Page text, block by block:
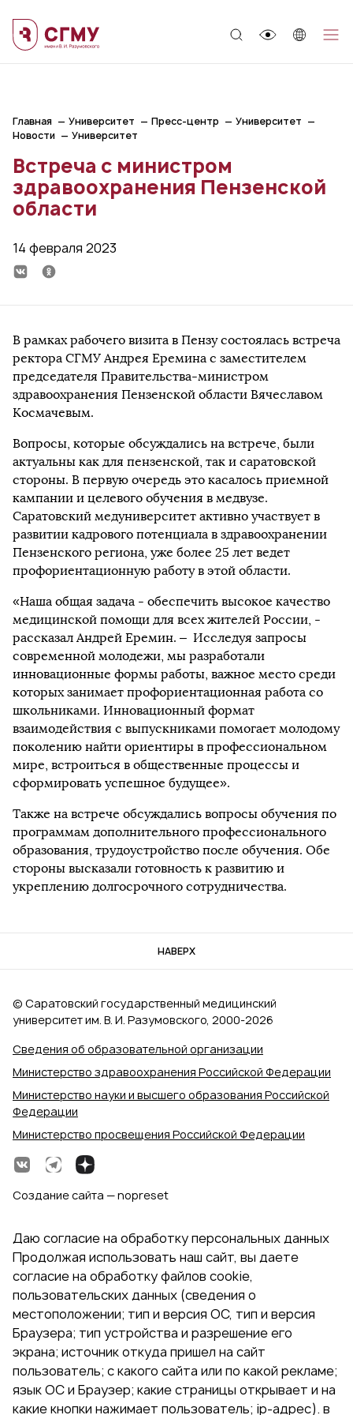
Главная Университет Пресс-центр
Университет
Новости
Университет
Встреча с министром
здравоохранения Пензенской
области
14 февраля 2023
В рамках рабочего визита в Пензу состоялась встреча
ректора СГМУ Андрея Еремина с заместителем
председателя Правительства-министром
здравоохранения Пензенской области Вячеславом
Космачевым.
Вопросы, которые обсуждались на встрече, были
актуальны как для пензенской, так и саратовской
стороны. В первую очередь это касалось приемной
кампании и целевого обучения в медвузе.
Саратовский медуниверситет активно участвует в
развитии кадрового потенциала в здравоохранении
Пензенского региона, уже более 25 лет ведет
профориентационную работу в этой области.
«Наша общая задача - обеспечить высокое качество
медицинской помощи для всех жителей России, -
рассказал Андрей Еремин. – Исследуя запросы
современной молодежи, мы разработали
инновационные формы работы, важное место среди
которых занимает профориентационная работа со
школьниками. Инновационный формат
взаимодействия с выпускниками помогает молодому
поколению найти ориентиры в профессиональном
мире, встроиться в общественные процессы и
сформировать успешное будущее».
Также на встрече обсуждались вопросы обучения по
программам дополнительного профессионального
образования, трудоустройство после обучения. Обе
стороны высказали готовность к развитию и
укреплению долгосрочного сотрудничества.
НАВЕРХ
Сведения об образовательной организации
Министерство здравоохранения Российской Федерации
Министерство науки и высшего образования Российской
Федерации
Министерство просвещения Российской Федерации
© Саратовский государственный медицинский
университет им. В. И. Разумовского, 2000‑2026
Создание сайта — nopreset
Даю согласие на обработку персональных данных
Продолжая использовать наш сайт, вы даете
согласие на обработку файлов cookie,
пользовательских данных (сведения о
местоположении; тип и версия ОС, тип и версия
Браузера; тип устройства и разрешение его
экрана; источник откуда пришел на сайт
пользователь; с какого сайта или по какой рекламе;
язык ОС и Браузер; какие страницы открывает и на
какие кнопки нажимает пользователь; ip-адрес). в